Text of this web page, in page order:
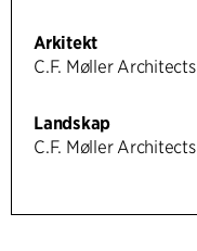
Arkitekt
C.F. Møller Architects
Landskap
C.F. Møller Architects